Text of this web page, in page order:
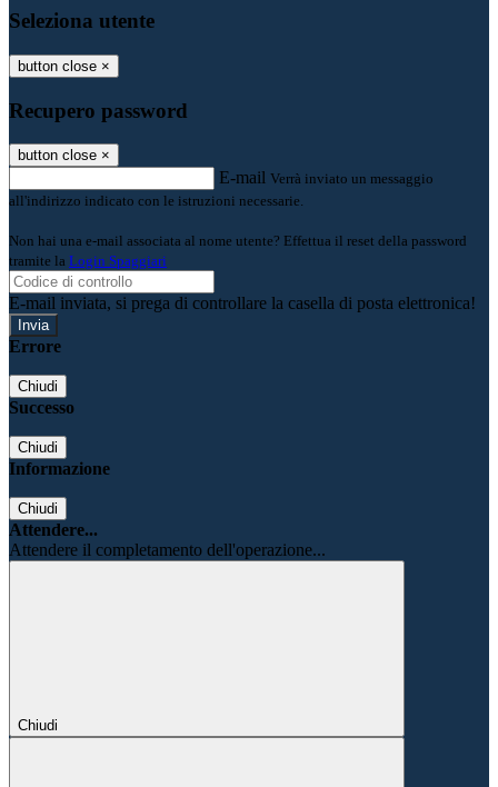
Seleziona utente
button close ×
Recupero password
button close ×
E-mail Verrà inviato un messaggio
all'indirizzo indicato con le istruzioni necessarie.
Non hai una e-mail associata al nome utente? Effettua il reset della password
tramite la Login Spaggiari
E-mail inviata, si prega di controllare la casella di posta elettronica!
Errore
Chiudi
Successo
Chiudi
Informazione
Chiudi
Attendere...
Attendere il completamento dell'operazione...
Chiudi